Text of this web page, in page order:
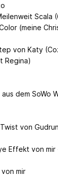
Scala
(meine
von Katy
Regina)
dem SoWo
von Gudrun
Effekt von mir
mir